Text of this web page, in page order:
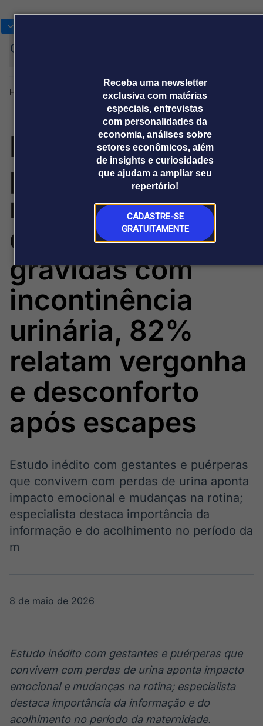
Receba uma newsletter
exclusiva com matérias
especiais, entrevistas
com personalidades da
economia, análises sobre
setores econômicos, além
de insights e curiosidades
que ajudam a ampliar seu
repertório!
CADASTRE-SE
GRATUITAMENTE
Home Produtos e soluçõesNotíciasBlogWeekendInstitucional
Plataformas
Broadcast
Broadcast+
O mercado
financeiro em
tempo real
Broadcast
Tudo sobre o
agronegócio
Broadcast
Energia
O setor de
energia elétrica
Broadcast
Soluções de Dados
e Conteúdos
Broadcast
OTC
Plataforma para
negociação de
Broadcast
Datafeed
Widgets
para conteúdos e
funcionalidades
Wallboard
Conteúdos e
dados para
displays e telas
Soluções de
Tecnologia
Broadcast
Broadcast
Em breve
Crédito
Releases Broadcast
Prêmio Broadcast
Empresas
Releases
Dia das Mães:
pesquisa TENA
mostra que,
dentre as
grávidas com
incontinência
urinária, 82%
relatam vergonha
e desconforto
após escapes
Estudo inédito com gestantes e puérperas
que convivem com perdas de urina aponta
impacto emocional e mudanças na rotina;
especialista destaca importância da
informação e do acolhimento no período da
m
8 de maio de 2026
Estudo inédito com gestantes e puérperas que
convivem com perdas de urina aponta impacto
emocional e mudanças na rotina; especialista
destaca importância da informação e do
acolhimento no período da maternidade.